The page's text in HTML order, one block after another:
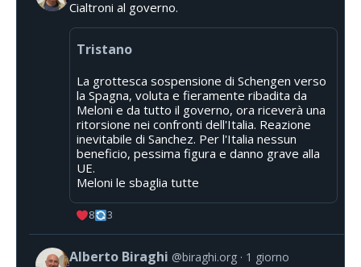
Cialtroni al governo.
Tristano
La grottesca sospensione di Schengen verso
la Spagna, voluta e fieramente ribadita da
Meloni e da tutto il governo, ora riceverà una
ritorsione nei confronti dell'Italia. Reazione
inevitabile di Sanchez. Per l'Italia nessun
beneficio, pessima figura e danno grave alla
UE.
Meloni le sbaglia tutte
8 3
Alberto Biraghi @biraghi.org 1 giorno